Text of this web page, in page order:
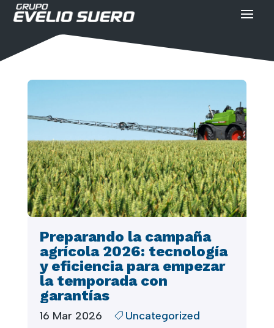
Preparando la campaña
agrícola 2026: tecnología
y eficiencia para empezar
la temporada con
garantías
16 Mar 2026  Uncategorized